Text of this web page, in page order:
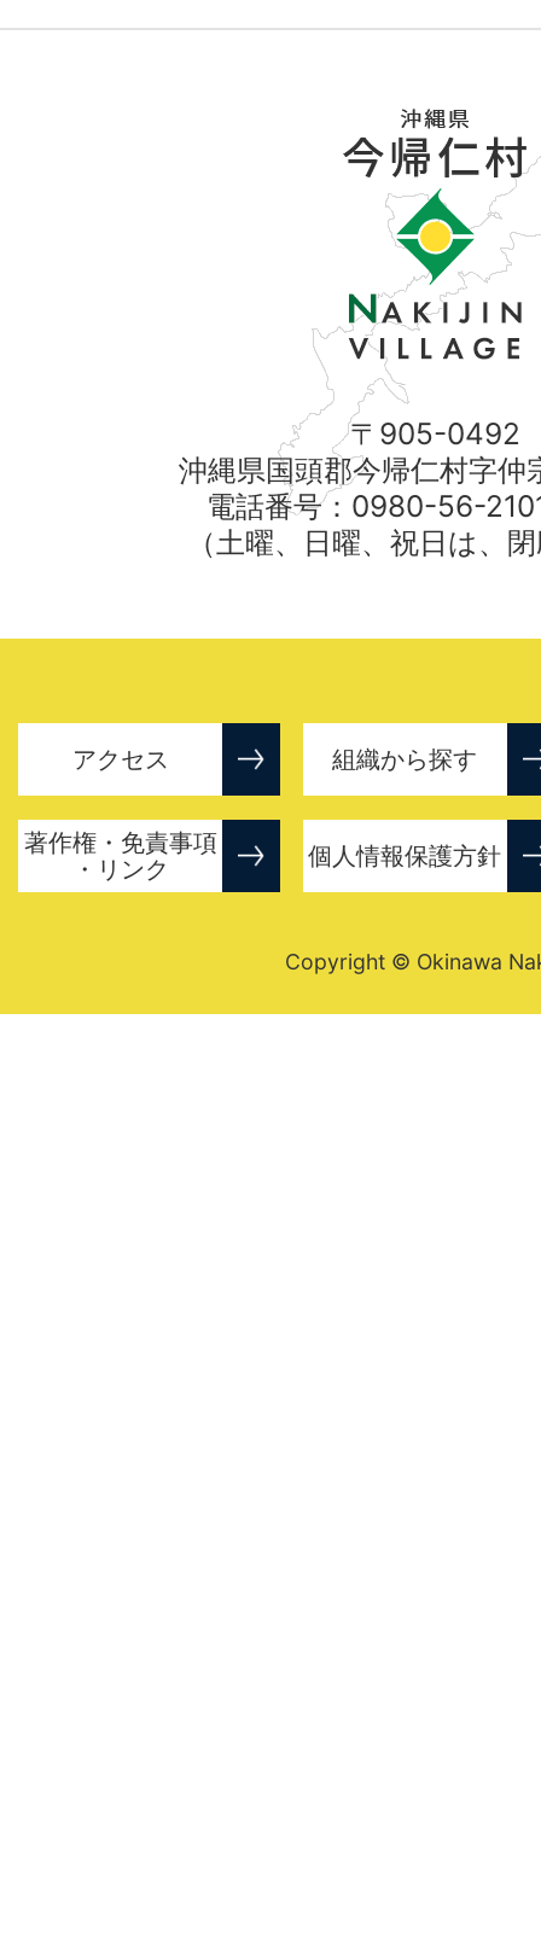
〒905-0492
沖縄県国頭郡今帰仁村字仲
電話番号：0980-56-
（土曜、日曜、祝日は、
アクセス 組織から探す
著作権・免責事項
・リンク
個人情報保護方針
Copyright © Okinawa